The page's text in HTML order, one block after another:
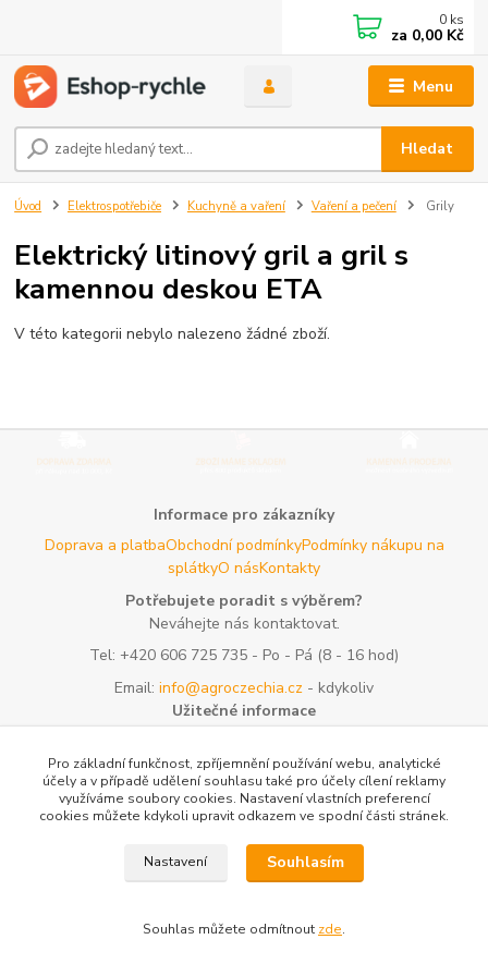
Menu
Hledat
0 ks
za 0,00 Kč
Úvod Elektrospotřebiče Kuchyně a vaření Vaření a pečení Grily
Elektrický litinový gril a gril s
kamennou deskou ETA
V této kategorii nebylo nalezeno žádné zboží.
Informace pro zákazníky
Doprava a platbaObchodní podmínkyPodmínky nákupu na
splátkyO násKontakty
Potřebujete poradit s výběrem?
Neváhejte nás kontaktovat.
Tel: +420 606 725 735 - Po - Pá (8 - 16 hod)
Email: info@agroczechia.cz - kdykoliv
Užitečné informace
lesníckeho náradia a potriebFormulář odstoupení o
smlouvyReklamace a vrácení zbožíRady a tipyTabulky rozměrů
oblečení a obuviMapa stránek
Vytvořeno na Eshop-rychle.cz
Pro základní funkčnost, zpříjemnění používání webu, analytické
účely a v případě udělení souhlasu také pro účely cílení reklamy
využíváme soubory cookies. Nastavení vlastních preferencí
cookies můžete kdykoli upravit odkazem ve spodní části stránek.
Nastavení Souhlasím
Souhlas můžete odmítnout zde.